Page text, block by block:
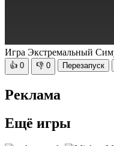
Игра Экстремальный
👍 0 👎 0 Перезапуск
Реклама
Ещё игры